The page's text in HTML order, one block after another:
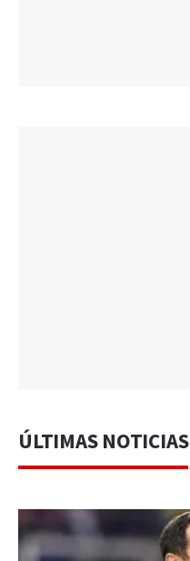
ÚLTIMAS NOTICIAS